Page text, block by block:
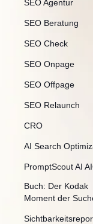
SEO Agentur
SEO Beratung
SEO Check
SEO Onpage
SEO Offpage
SEO Relaunch
CRO
AI Search
PromptScout AI
Buch: Der Kodak
Moment der